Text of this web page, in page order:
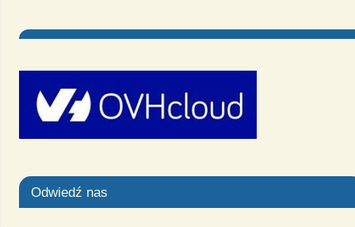
Odwiedź nas